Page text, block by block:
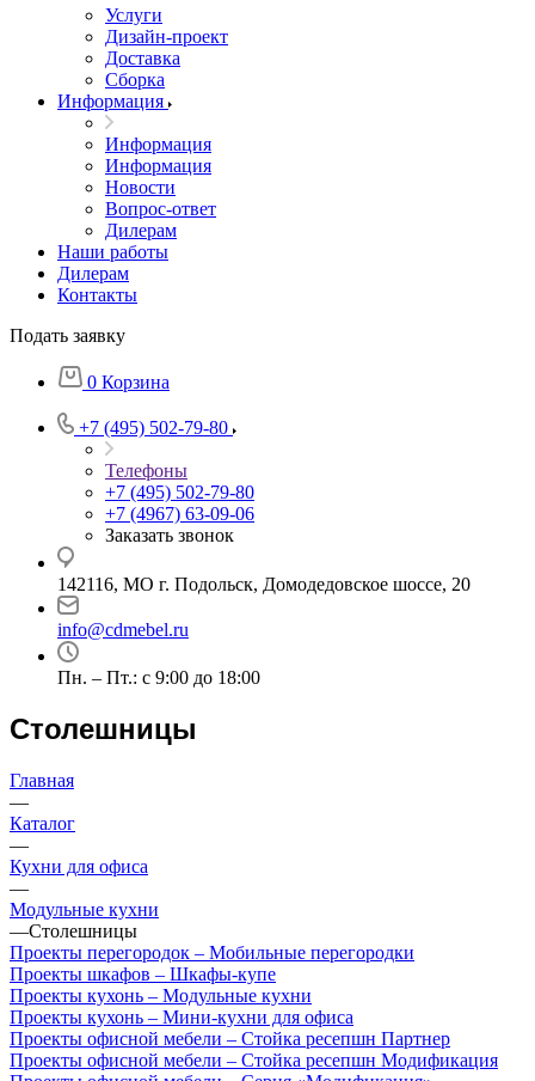
Услуги
Дизайн-проект
Доставка
Сборка
Информация
Информация
Информация
Новости
Вопрос-ответ
Дилерам
Наши работы
Дилерам
Контакты
Подать заявку
0 Корзина
+7 (495) 502-79-80
Телефоны
+7 (495) 502-79-80
+7 (4967) 63-09-06
Заказать звонок
142116, МО г. Подольск, Домодедовское шоссе, 20
info@cdmebel.ru
Пн. – Пт.: с 9:00 до 18:00
Столешницы
Главная
—
Каталог
—
Кухни для офиса
—
Модульные кухни
—Столешницы
Проекты перегородок – Мобильные перегородки
Проекты шкафов – Шкафы-купе
Проекты кухонь – Модульные кухни
Проекты кухонь – Мини-кухни для офиса
Проекты офисной мебели – Стойка ресепшн Партнер
Проекты офисной мебели – Стойка ресепшн Модификация